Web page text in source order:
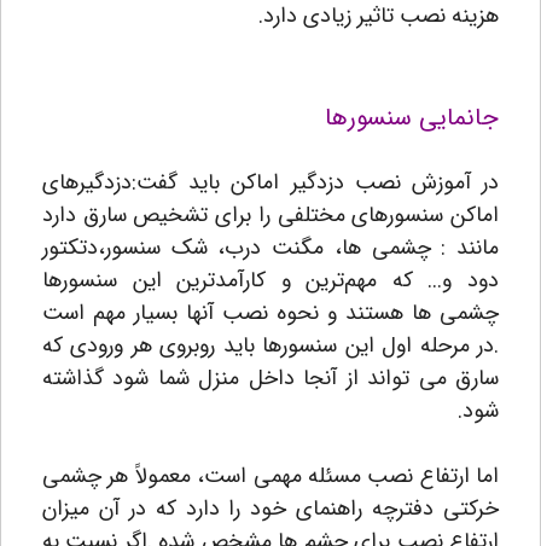
هزینه نصب تاثیر زیادی دارد.
جانمایی سنسورها
در آموزش نصب دزدگیر اماکن باید گفت:دزدگیرهای
اماکن سنسورهای مختلفی را برای تشخیص سارق دارد
مانند : چشمی ها، مگنت درب، شک سنسور،دتکتور
دود و... که مهم‌ترین و کارآمدترین این سنسورها
چشمی ها هستند و نحوه نصب آنها بسیار مهم است
.در مرحله اول این سنسورها باید روبروی هر ورودی که
سارق می تواند از آنجا داخل منزل شما شود گذاشته
شود.
اما ارتفاع نصب مسئله مهمی است، معمولاً هر چشمی
خرکتی دفترچه راهنمای خود را دارد که در آن میزان